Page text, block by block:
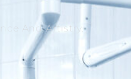
And Artistry.